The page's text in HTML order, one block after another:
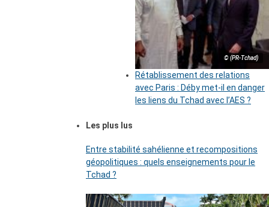
© (PR-Tchad)
Rétablissement des relations
avec Paris : Déby met-il en danger
les liens du Tchad avec l’AES ?
Les plus lus
Entre stabilité sahélienne et recompositions
géopolitiques : quels enseignements pour le
Tchad ?